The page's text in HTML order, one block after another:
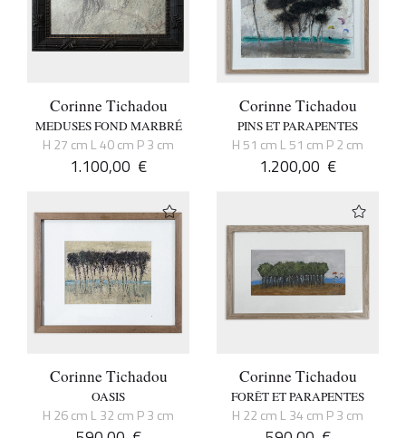
Corinne Tichadou
MEDUSES FOND MARBRÉ
H 27 cm L 40 cm P 3 cm
1.100,00 €
Corinne Tichadou
PINS ET PARAPENTES
H 51 cm L 51 cm P 2 cm
1.200,00 €
Corinne Tichadou
OASIS
H 26 cm L 32 cm P 3 cm
Corinne Tichadou
FORÊT ET PARAPENTES
H 22 cm L 34 cm P 3 cm